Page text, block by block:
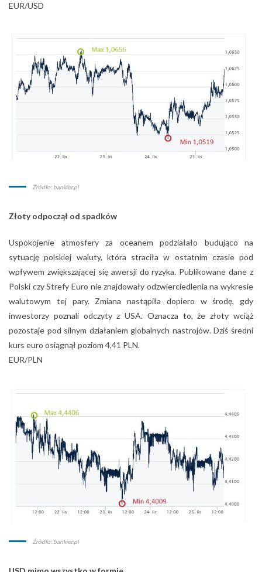
EUR/USD
Źródło: bankier.pl
Złoty odpoczął od spadków
Uspokojenie atmosfery za oceanem podziałało budująco na
sytuację polskiej waluty, która straciła w ostatnim czasie pod
wpływem zwiększającej się awersji do ryzyka. Publikowane dane z
Polski czy Strefy Euro nie znajdowały odzwierciedlenia na wykresie
walutowym tej pary. Zmiana nastąpiła dopiero w środę, gdy
inwestorzy poznali odczyty z USA. Oznacza to, że złoty wciąż
pozostaje pod silnym działaniem globalnych nastrojów. Dziś średni
kurs euro osiągnął poziom 4,41 PLN.
EUR/PLN
Źródło: bankier.pl